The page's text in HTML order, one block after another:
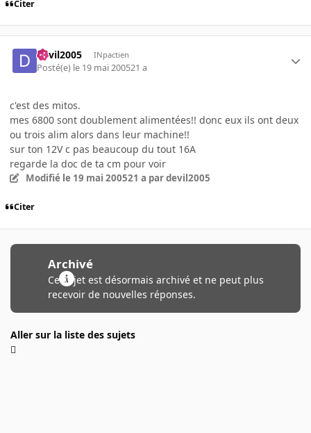
Citer
devil2005 INpactien
Posté(e) le 19 mai 200521 a
c'est des mitos.
mes 6800 sont doublement alimentées!! donc eux ils ont deux
ou trois alim alors dans leur machine!!
sur ton 12V c pas beaucoup du tout 16A
regarde la doc de ta cm pour voir
Modifié le 19 mai 200521 a par devil2005
Citer
Archivé
Ce sujet est désormais archivé et ne peut plus
recevoir de nouvelles réponses.
Aller sur la liste des sujets